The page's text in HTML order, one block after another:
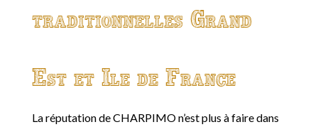
traditionnelles Grand
Est et Ile de France
La réputation de CHARPIMO n’est plus à faire dans